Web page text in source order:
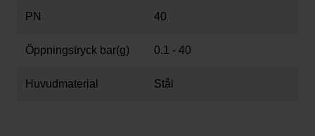
PN 40
Öppningstryck bar(g) 0.1 - 40
Huvudmaterial Stål